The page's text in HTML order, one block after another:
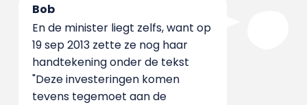
Bob
En de minister liegt zelfs, want op
19 sep 2013 zette ze nog haar
handtekening onder de tekst
"Deze investeringen komen
tevens tegemoet aan de